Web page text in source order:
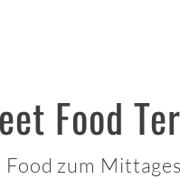
Food
zum